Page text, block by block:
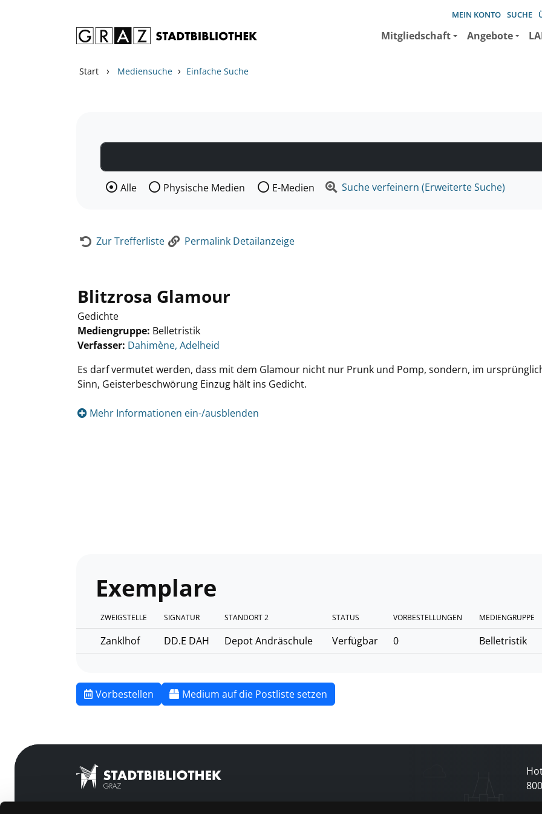
MEIN KONTO SUCHE
Mitgliedschaft Angebote
Start › Mediensuche › Einfache Suche
Wählen Sie die Medienart nach der Sie suchen wollen.
Alle Physische Medien E-Medien Suche verfeinern (Erweiterte Suche)
Zur Trefferliste Permalink Detailanzeige
Blitzrosa Glamour
Gedichte
Mediengruppe: Belletristik
Verfasser: Suche nach diesem Verfasser
Dahimène, Adelheid
Es darf vermutet werden, dass mit dem Glamour nicht nur Prunk und Pomp, sondern, im
Sinn, Geisterbeschwörung Einzug hält ins Gedicht.
Mehr Informationen ein-/ausblenden
Exemplare
ZWEIGSTELLE SIGNATUR STANDORT 2 STATUS VORBESTELLUNGEN MEDIENGRUPPE
Zanklhof DD.E DAH Depot Andräschule Verfügbar 0 Belletristik
Vorbestellen Medium auf die Postliste setzen
800